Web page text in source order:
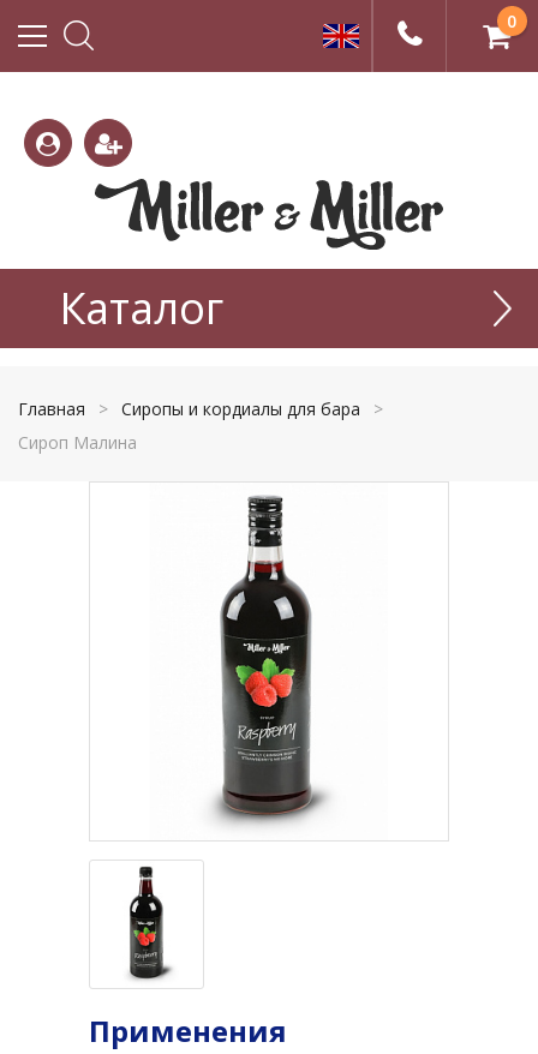
333-
(495)
77-99
0
Каталог
Главная > Сиропы и кордиалы для бара
>
Сироп Малина
Применения